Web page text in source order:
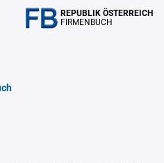
REPUBLIK ÖSTERREICH
FIRMENBUCH